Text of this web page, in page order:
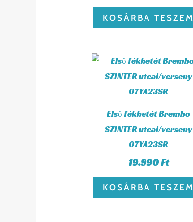
KOSÁRBA TESZEM
Első fékbetét Brembo
SZINTER utcai/verseny
07YA23SR
19.990Ft
KOSÁRBA TESZEM